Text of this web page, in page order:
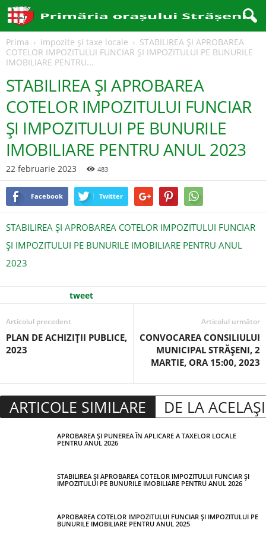
Prima Impozite și taxe locale
STABILIREA ȘI APROBAREA
COTELOR IMPOZITULUI FUNCIAR ȘI IMPOZITULUI PE BUNURILE
IMOBILIARE PENTRU...
STABILIREA ȘI APROBAREA
COTELOR IMPOZITULUI FUNCIAR
ȘI IMPOZITULUI PE BUNURILE
IMOBILIARE PENTRU ANUL 2023
22 februarie 2023 483
Facebook Twitter
STABILIREA ȘI APROBAREA COTELOR IMPOZITULUI FUNCIAR
ȘI IMPOZITULUI PE BUNURILE IMOBILIARE PENTRU ANUL
2023
tweet
Articolul precedent
PLAN DE ACHIZIȚII PUBLICE,
2023
Articolul următor
CONVOCAREA CONSILIULUI
MUNICIPAL STRĂȘENI, 2
MARTIE, ORA 15:00, 2023
ARTICOLE SIMILARE DE LA
APROBAREA ȘI PUNEREA ÎN APLICARE A TAXELOR LOCALE
PENTRU ANUL 2026
STABILIREA ȘI APROBAREA COTELOR IMPOZITULUI FUNCIAR ȘI
IMPOZITULUI PE BUNURILE IMOBILIARE PENTRU ANUL 2026
APROBAREA COTELOR IMPOZITULUI FUNCIAR ȘI IMPOZITULUI PE
BUNURILE IMOBILIARE PENTRU ANUL 2025